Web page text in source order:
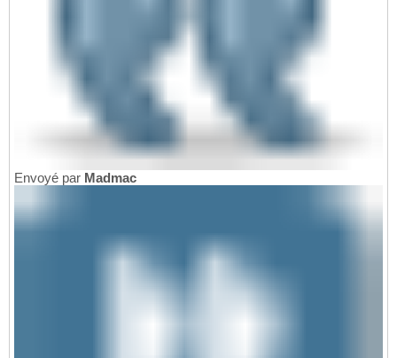
Envoyé par Madmac